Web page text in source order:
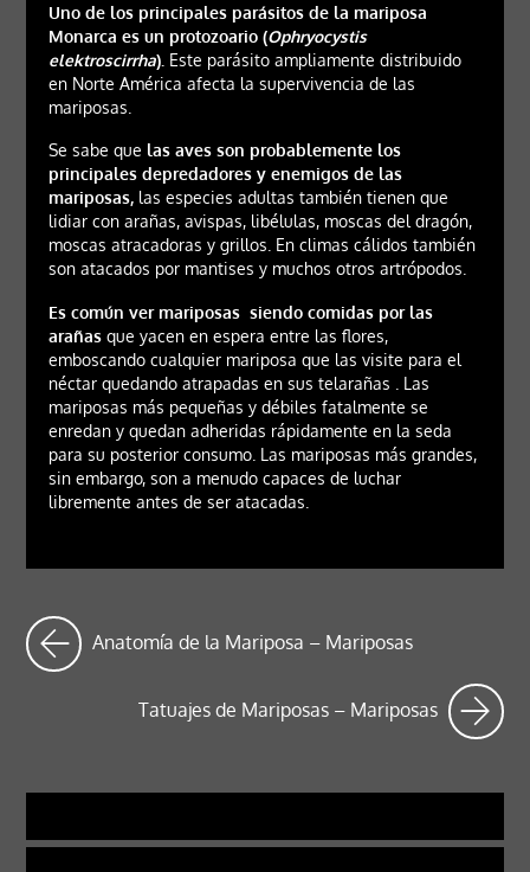
Uno de los principales parásitos de la mariposa
Monarca es un protozoario (Ophryocystis
elektroscirrha). Este parásito ampliamente distribuido
en Norte América afecta la supervivencia de las
mariposas.
Se sabe que las aves son probablemente los
principales depredadores y enemigos de las
mariposas,las especies adultas también tienen que
lidiar con arañas, avispas, libélulas, moscas del dragón,
moscas atracadoras y grillos. En climas cálidos también
son atacados por mantises y muchos otros artrópodos.
Es común ver mariposas siendo comidas por las
arañasque yacen en espera entre las flores,
emboscando cualquier mariposa que las visite para el
néctar quedando atrapadas en sus telarañas . Las
mariposas más pequeñas y débiles fatalmente se
enredan y quedan adheridas rápidamente en la seda
para su posterior consumo. Las mariposas más grandes,
sin embargo, son a menudo capaces de luchar
libremente antes de ser atacadas.
Anatomía de la Mariposa – Mariposas
Tatuajes de Mariposas – Mariposas